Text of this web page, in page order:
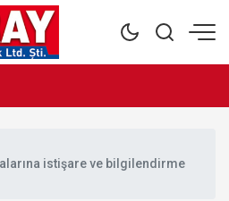
istişare ve bilgilendirme